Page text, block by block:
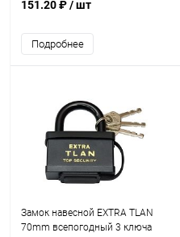
ключа
151.20 ₽/ шт
Подробнее
Замок навесной EXTRA TLAN
70mm всепогодный 3 ключа